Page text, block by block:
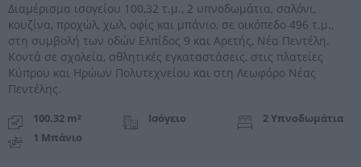
Διαμέρισμα ισογείου 100,32 τ.μ., 2 υπνοδωμάτια, σαλόνι,
κουζίνα, προχώλ, χωλ, οφίς και μπάνιο, σε οικόπεδο 496 τ.μ.,
στη συμβολή των οδών Ελπίδος 9 και Αρετής, Νέα Πεντέλη.
Κοντά σε σχολεία, αθλητικές εγκαταστάσεις, στις πλατείες
Κύπρου και Ηρώων Πολυτεχνείου και στη Λεωφόρο Νέας
Πεντέλης.
100.32 m² Ισόγειο
2 Υπνοδωμάτια
1 Μπάνιο